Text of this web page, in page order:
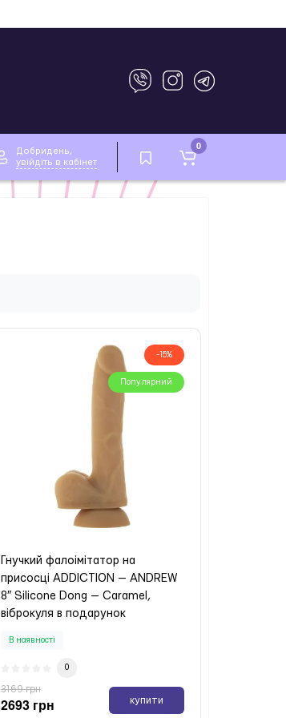
Добридень,
увійдіть в кабінет
0
-15%
Популярний
Гнучкий фалоімітатор на
присосці ADDICTION — ANDREW
8″ Silicone Dong — Caramel,
віброкуля в подарунок
В наявності
0
3169 грн
2693 грн купити